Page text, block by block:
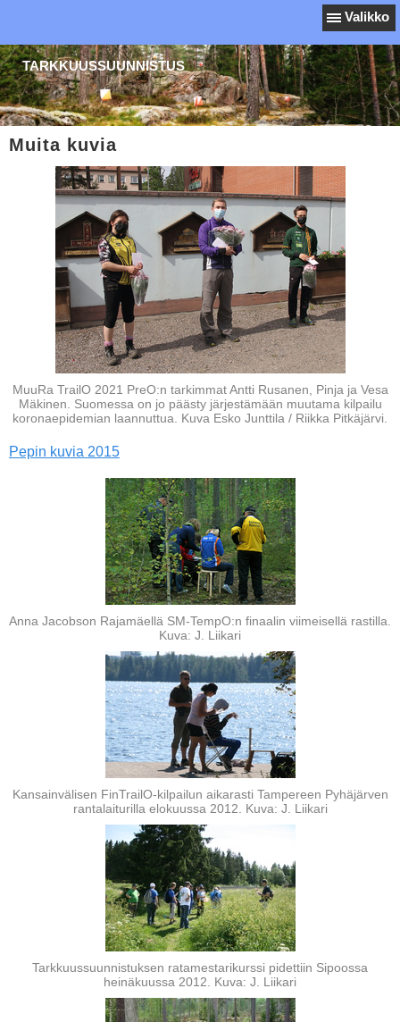
Valikko
TARKKUUSSUUNNISTUS
Muita kuvia
MuuRa TrailO 2021 PreO:n tarkimmat Antti Rusanen, Pinja ja Vesa
Mäkinen. Suomessa on jo päästy järjestämään muutama kilpailu
koronaepidemian laannuttua. Kuva Esko Junttila / Riikka Pitkäjärvi.
Pepin kuvia 2015
Anna Jacobson Rajamäellä SM-TempO:n finaalin viimeisellä rastilla.
Kuva: J. Liikari
Kansainvälisen FinTrailO-kilpailun aikarasti Tampereen Pyhäjärven
rantalaiturilla elokuussa 2012. Kuva: J. Liikari
Tarkkuussuunnistuksen ratamestarikurssi pidettiin Sipoossa
heinäkuussa 2012. Kuva: J. Liikari